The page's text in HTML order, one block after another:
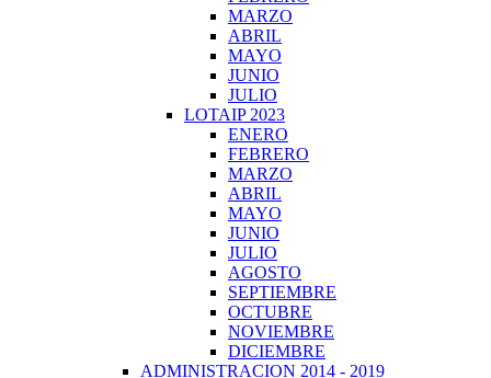
MARZO
ABRIL
MAYO
JUNIO
JULIO
LOTAIP 2023
ENERO
FEBRERO
MARZO
ABRIL
MAYO
JUNIO
JULIO
AGOSTO
SEPTIEMBRE
OCTUBRE
NOVIEMBRE
DICIEMBRE
ADMINISTRACION 2014 - 2019